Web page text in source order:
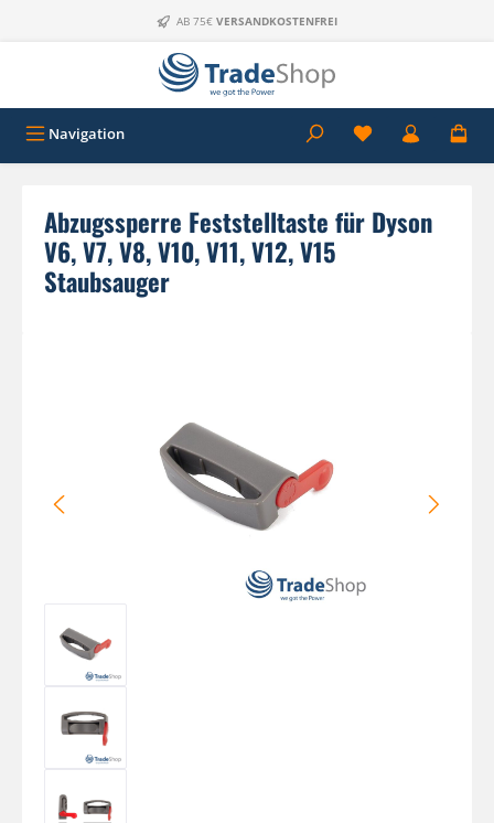
Zum Hauptinhalt springenAB 75€ VERSANDKOSTENFREI
Navigation
Abzugssperre Feststelltaste für Dyson
V6, V7, V8, V10, V11, V12, V15
Staubsauger